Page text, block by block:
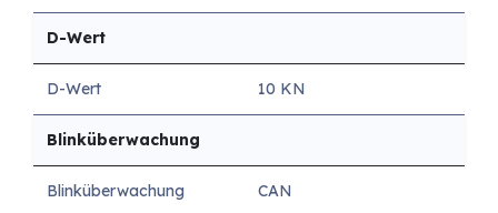
D-Wert
D-Wert 10 KN
Blinküberwachung
Blinküberwachung CAN